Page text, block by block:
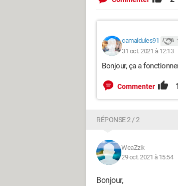
camaldules91 1
31 oct. 2021 à 12:13
Bonjour, ça a
Commenter
RÉPONSE 2 / 2
WeaZzik
29 oct. 2021 à 15:54
Bonjour,